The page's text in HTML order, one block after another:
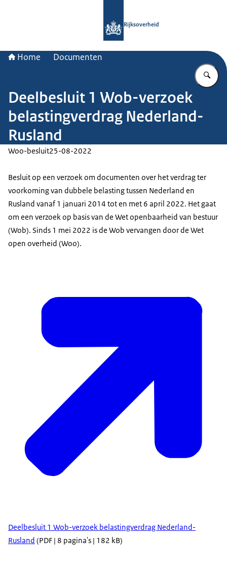
Rijksoverheid
Home Documenten
Deelbesluit 1 Wob-verzoek
belastingverdrag Nederland-
Rusland
Woo-besluit25-08-2022
Besluit op een verzoek om documenten over het verdrag ter
voorkoming van dubbele belasting tussen Nederland en
Rusland vanaf 1 januari 2014 tot en met 6 april 2022. Het gaat
om een verzoek op basis van de Wet openbaarheid van bestuur
(Wob). Sinds 1 mei 2022 is de Wob vervangen door de Wet
open overheid (Woo).
Deelbesluit 1 Wob-verzoek belastingverdrag Nederland-
Rusland (PDF | 8 pagina's | 182 kB)